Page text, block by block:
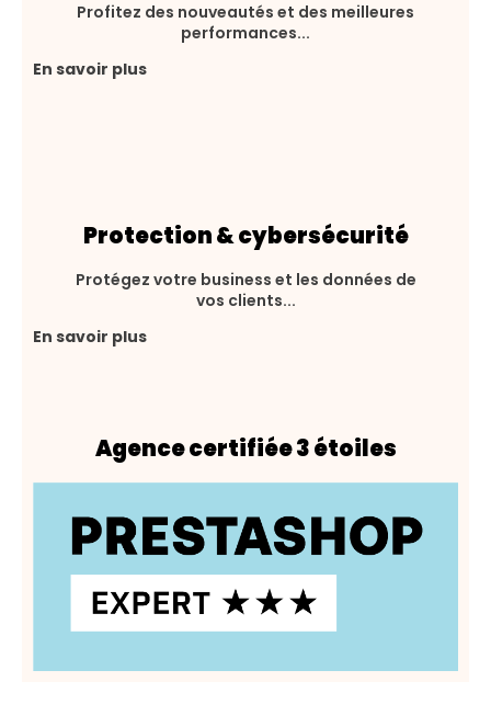
Profitez des nouveautés et des meilleures
performances...
En savoir plus
Protection & cybersécurité
Protégez votre business et les données de
vos clients...
En savoir plus
Agence certifiée 3 étoiles